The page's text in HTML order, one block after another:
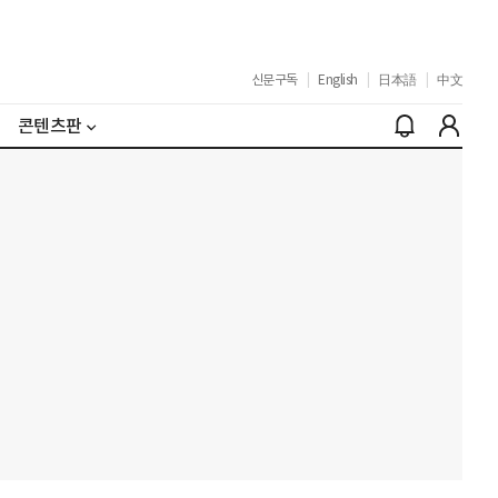
신문구독 English 日本語 中文
콘텐츠판